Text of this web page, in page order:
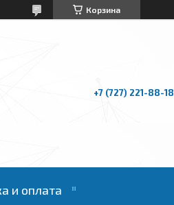
Корзина
+7 (727) 221-88-18
и оплата